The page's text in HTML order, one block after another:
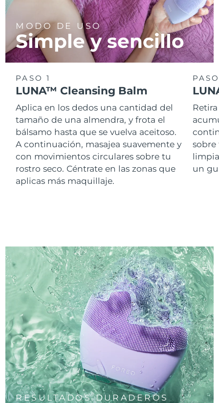
MODO DE USO
Simple y sencillo
PASO 1
LUNA™ Cleansing Balm
Aplica en los dedos una cantidad del
tamaño de una almendra, y frota el
bálsamo hasta que se vuelva aceitoso.
A continuación, masajea suavemente y
con movimientos circulares sobre tu
rostro seco. Céntrate en las zonas que
aplicas más maquillaje.
un
RESULTADOS DURADEROS